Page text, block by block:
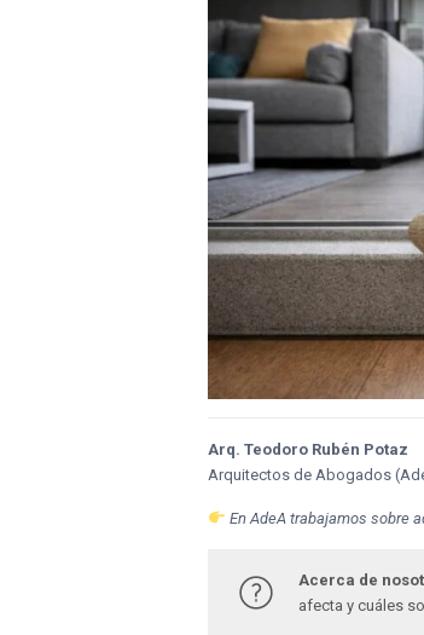
Arq. Teodoro Rubén Potaz
Arquitectos de Abogados
En AdeA trabajamos sobre
Acerca de
afecta y cuáles